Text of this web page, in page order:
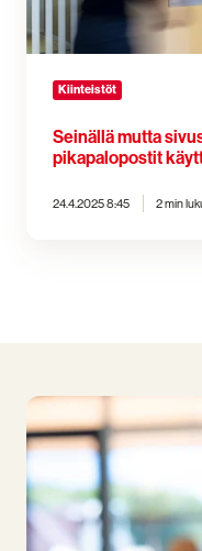
Kiinteistöt
Seinällä mutta
pikapalopostit
24.4.2025 8:45 2 min